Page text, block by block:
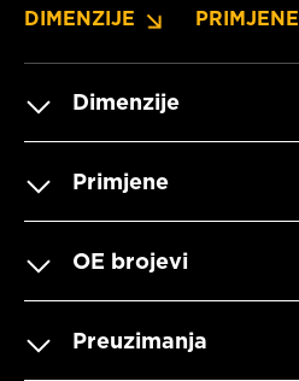
DIMENZIJE PRIMJENE
Dimenzije
Primjene
OE brojevi
Preuzimanja